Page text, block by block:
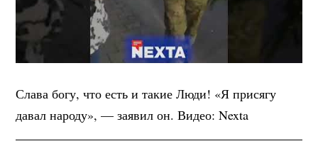
Слава богу, что есть и такие Люди! «Я присягу
давал народу», — заявил он. Видео: Nexta